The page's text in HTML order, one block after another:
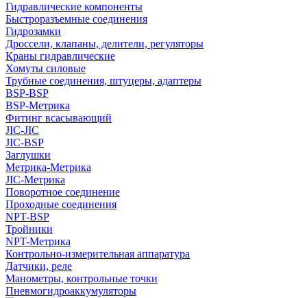
Гидравлические компоненты
Быстроразъемные соединения
Гидрозамки
Дроссели, клапаны, делители, регуляторы
Краны гидравлические
Хомуты силовые
Трубные соединения, штуцеры, адаптеры
BSP-BSP
BSP-Метрика
Фитинг всасывающий
JIC-JIC
JIC-BSP
Заглушки
Метрика-Метрика
JIC-Метрика
Поворотное соединение
Проходные соединения
NPT-BSP
Тройники
NPT-Метрика
Контрольно-измерительная аппаратура
Датчики, реле
Манометры, контрольные точки
Пневмогидроаккумуляторы